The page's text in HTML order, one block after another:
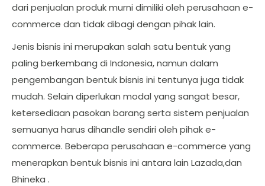
dari penjualan produk murni dimiliki oleh perusahaan e-
commerce dan tidak dibagi dengan pihak lain.
Jenis bisnis ini merupakan salah satu bentuk yang
paling berkembang di Indonesia, namun dalam
pengembangan bentuk bisnis ini tentunya juga tidak
mudah. Selain diperlukan modal yang sangat besar,
ketersediaan pasokan barang serta sistem penjualan
semuanya harus dihandle sendiri oleh pihak e-
commerce. Beberapa perusahaan e-commerce yang
menerapkan bentuk bisnis ini antara lain Lazada,dan
Bhineka .